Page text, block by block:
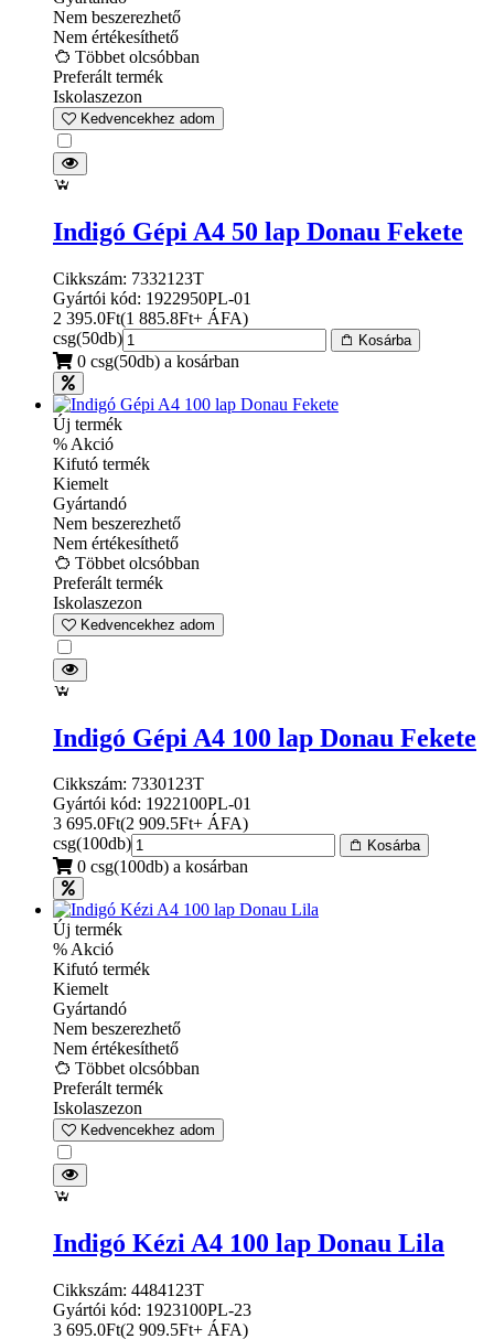
Nem beszerezhető
Nem értékesíthető
Többet olcsóbban
Preferált termék
Iskolaszezon
Kedvencekhez adom
Indigó Gépi A4 50 lap Donau Fekete
Cikkszám: 7332123T
Gyártói kód: 1922950PL-01
2 395.0Ft(1 885.8Ft+ ÁFA)
csg(50db)
Kosárba
0 csg(50db) a kosárban
Új termék
% Akció
Kifutó termék
Kiemelt
Gyártandó
Nem beszerezhető
Nem értékesíthető
Többet olcsóbban
Preferált termék
Iskolaszezon
Kedvencekhez adom
Indigó Gépi A4 100 lap Donau Fekete
Cikkszám: 7330123T
Gyártói kód: 1922100PL-01
3 695.0Ft(2 909.5Ft+ ÁFA)
csg(100db)
Kosárba
0 csg(100db) a kosárban
Új termék
% Akció
Kifutó termék
Kiemelt
Gyártandó
Nem beszerezhető
Nem értékesíthető
Többet olcsóbban
Preferált termék
Iskolaszezon
Kedvencekhez adom
Indigó Kézi A4 100 lap Donau Lila
Cikkszám: 4484123T
Gyártói kód: 1923100PL-23
3 695.0Ft(2 909.5Ft+ ÁFA)